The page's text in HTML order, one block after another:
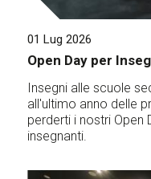
01 Lug 2026
Open Day per
Insegni alle scuole
all'ultimo anno delle
perderti i nostri Open
insegnanti.